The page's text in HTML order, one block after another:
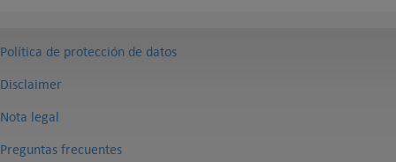
Política de protección de datos
Disclaimer
Nota legal
Preguntas frecuentes